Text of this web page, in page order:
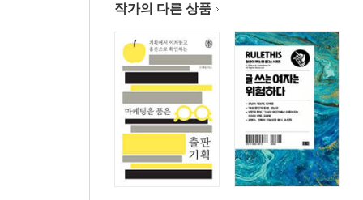
작가의 다른 상품